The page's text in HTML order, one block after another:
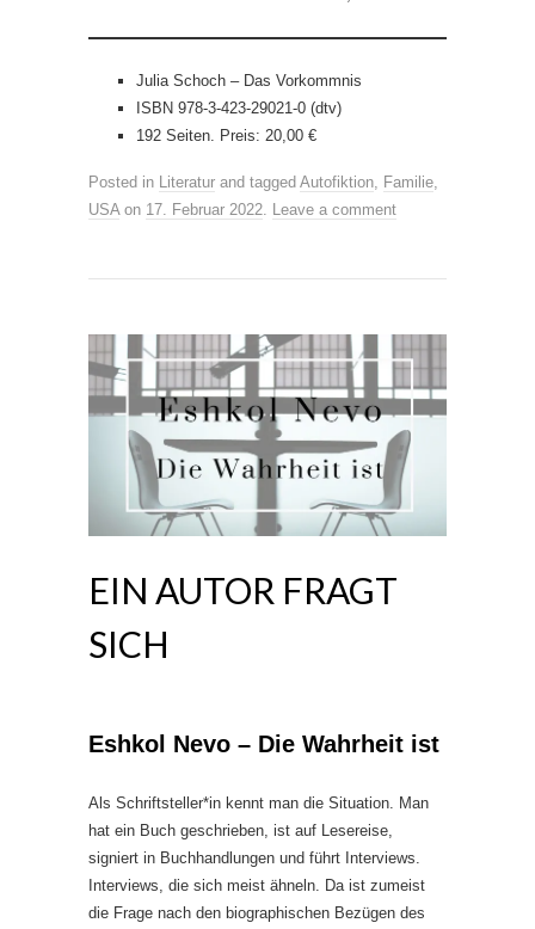
Julia Schoch – Das Vorkommnis
ISBN 978-3-423-29021-0 (dtv)
192 Seiten. Preis: 20,00 €
Posted in Literatur and tagged Autofiktion Familie
USA on 17. Februar 2022 Leave a comment
EIN AUTOR FRAGT
SICH
Eshkol Nevo – Die Wahrheit ist
Als Schriftsteller*in kennt man die Situation. Man
hat ein Buch geschrieben, ist auf Lesereise,
signiert in Buchhandlungen und führt Interviews.
Interviews, die sich meist ähneln. Da ist zumeist
die Frage nach den biographischen Bezügen des